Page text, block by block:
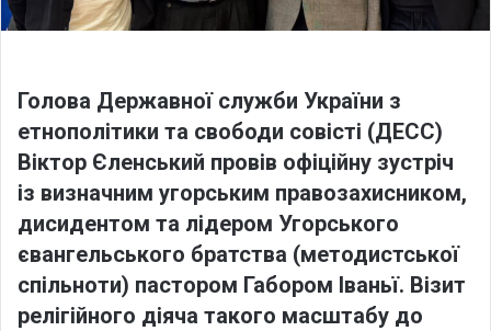
Голова Державної служби України з
етнополітики та свободи совісті (ДЕСС)
Віктор Єленський провів офіційну зустріч
із визначним угорським правозахисником,
дисидентом та лідером Угорського
євангельського братства (методистської
спільноти) пастором Габором Іваньї. Візит
релігійного діяча такого масштабу до